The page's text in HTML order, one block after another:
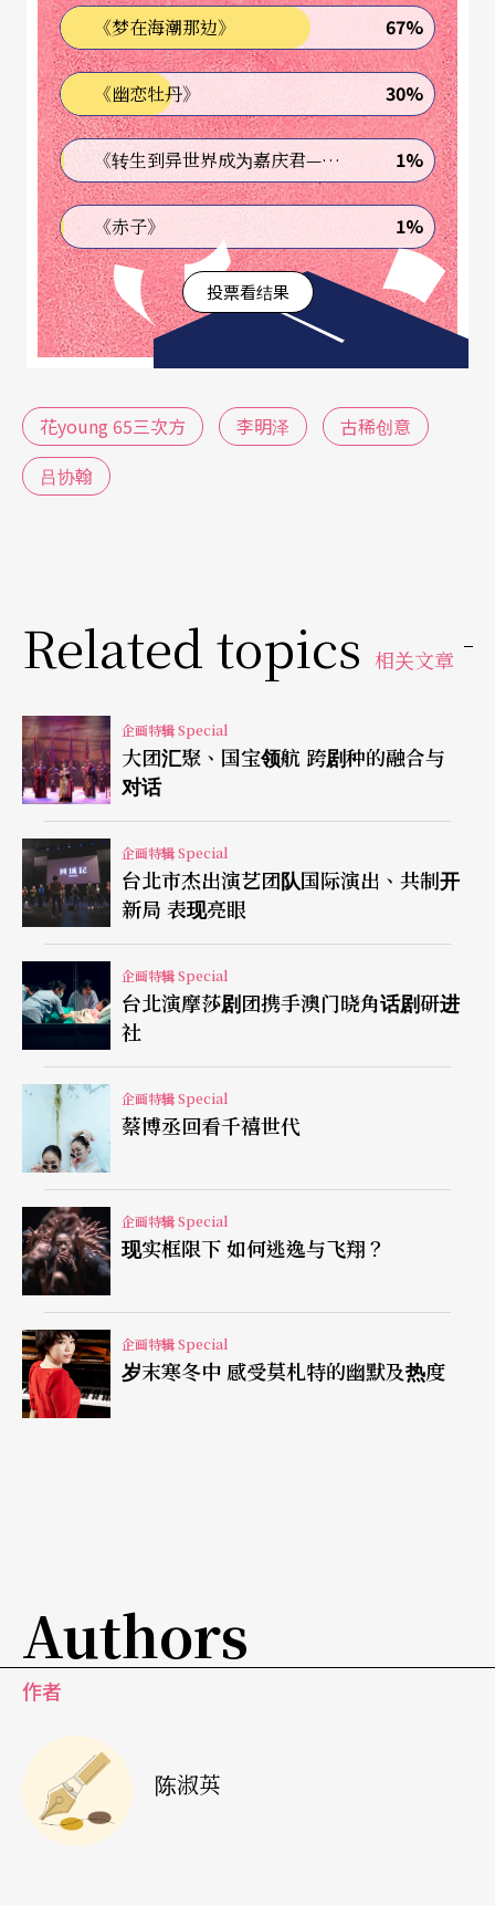
歌曲、表演舞蹈等等。过程中展现了长者自信、自
觉、自由三大精神，也就是一个对自我具有信心的
长者，自觉健康良好，自由决定是否参加本次活
动。「表演者虽是政府定义的六十五岁以上『老
人』，但每一位皆经过长达三个月的训练，每一段
表演皆是心血的淬炼。」吕协翰强调。
譬如第一段〈衫21〉，长者必须接受美姿美仪及台
步踩点训练；第二段〈播音777〉由来自台中市最长
寿的东势区，七位平均年龄七十七岁的女性长者，
曲，穿的是订制打歌服，还进摄影棚拍形象照，可
以说表演日就是出道日。」
合的曲目，没换场没休息、连续表演十四分钟。」
演出就要学看谱、背歌词，不像卡拉OK，盯字幕便
能高歌好几曲。」
最后一段〈24校〉，募集十二位男性长者与十二位
女性长者，分别穿上廿四所台中市立高中、高职、
高工校服，与廿四所学校的四十八名同学，在台中
市廿四处旅游景点，演出热舞接力影片。「一般社
区舞团以排舞为主，只要音乐一起，长辈随时加入
行列都能翩翩起舞，但这次每个人的舞步不同，配
乐都是夯歌，如五月天《花》、S.H.E《我爱雨夜
花》、玖壹壹《我跟你卡好》，教一次至少要请三
个助教示范指导。」
近期，执行团队把〈24校〉影片上传脸书，迄今已
有22万次浏览，不少网友留言「不敢相信竟然有八
十六岁阿嬷，穿高中制服在街头跳舞。」由此可
见，该演出翻转了大众对老人的刻板印象，自信与
活力不是年轻人才有，阿公阿嬷做起事来也很带
劲。
《梦在海潮那边》 67%
《幽恋牡丹》 30%
《转生到异世界成为嘉庆君—发现我的祖先是诈骗集团!?》 1%
《赤子》 1%
投票看结果
花young 65三次方 李明泽
古稀创意
吕协翰
Related topics 相关文章
企画特辑 Special
大团汇聚、国宝领航 跨剧种的融合与
对话
企画特辑 Special
台北市杰出演艺团队国际演出、共制开
新局 表现亮眼
企画特辑 Special
台北演摩莎剧团携手澳门晓角话剧研进
社
企画特辑 Special
蔡博丞回看千禧世代
企画特辑 Special
现实框限下 如何逃逸与飞翔？
企画特辑 Special
岁末寒冬中 感受莫札特的幽默及热度
Authors
作者
陈淑英